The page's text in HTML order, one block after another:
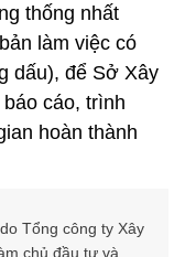
thống nhất
làm việc có
dấu), để Sở Xây
cáo, trình
hoàn thành
Tổng công ty Xây
chủ đầu tư và